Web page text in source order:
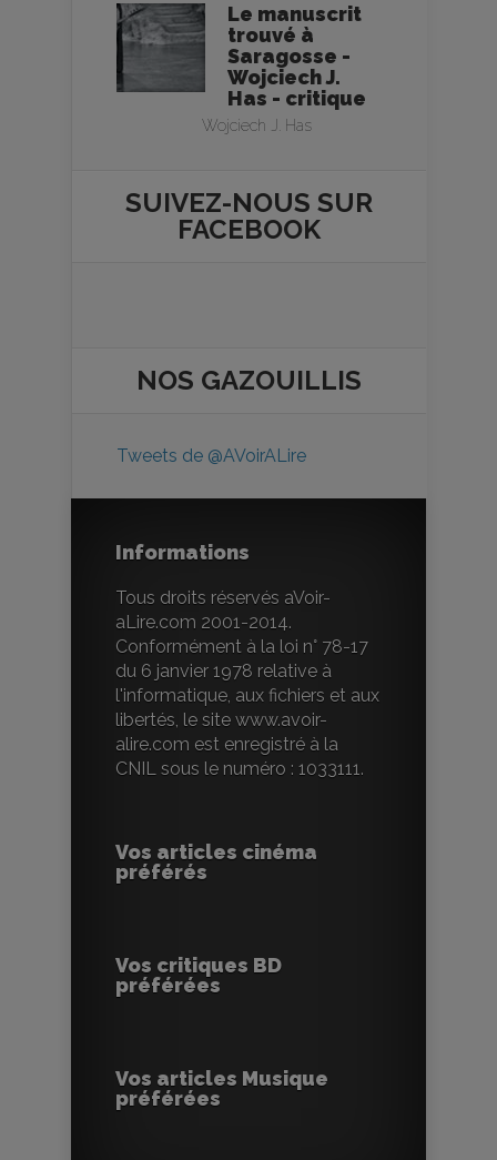
Le manuscrit
trouvé à
Saragosse -
Wojciech J.
Has - critique
Wojciech J. Has
SUIVEZ-NOUS SUR
FACEBOOK
NOS GAZOUILLIS
Tweets de @AVoirALire
Informations
Tous droits réservés aVoir-
aLire.com 2001-2014.
Conformément à la loi n° 78-17
du 6 janvier 1978 relative à
l'informatique, aux fichiers et aux
libertés, le site www.avoir-
alire.com est enregistré à la
CNIL sous le numéro : 1033111.
Vos articles cinéma
préférés
Vos critiques BD
préférées
Vos articles Musique
préférées